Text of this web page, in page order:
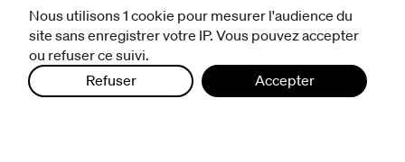
avec les publics
pratiquer ensemble
de l'école à l'université
prendre soin
aller plus loin
Nous utilisons 1 cookie pour mesurer l'audience du
site sans enregistrer votre IP. Vous pouvez accepter
ou refuser ce suivi.
Refuser
Accepter